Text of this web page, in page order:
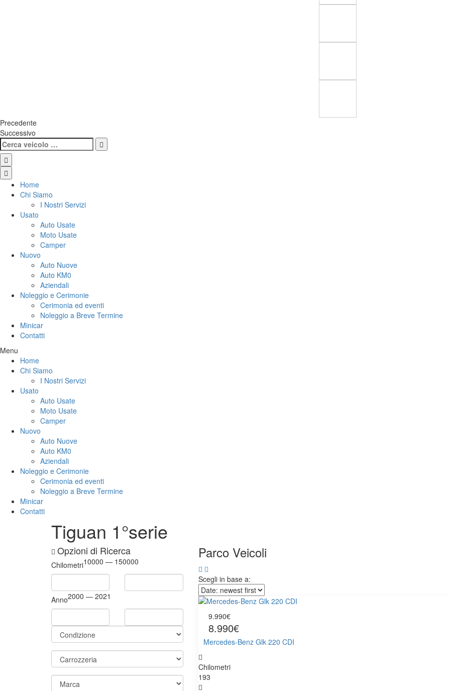
Precedente
Successivo
Home
Chi Siamo
I Nostri Servizi
Usato
Auto Usate
Moto Usate
Camper
Nuovo
Auto Nuove
Auto KM0
Aziendali
Noleggio e Cerimonie
Cerimonia ed eventi
Noleggio a Breve Termine
Minicar
Contatti
Menu
Home
Chi Siamo
I Nostri Servizi
Usato
Auto Usate
Moto Usate
Camper
Nuovo
Auto Nuove
Auto KM0
Aziendali
Noleggio e Cerimonie
Cerimonia ed eventi
Noleggio a Breve Termine
Minicar
Contatti
Tiguan 1°serie
Opzioni di Ricerca
Chilometri10000 — 150000
Anno2000 — 2021
Parco Veicoli
Scegli in base a:
9.990€
8.990€
Mercedes-Benz Glk 220 CDI
Chilometri
193